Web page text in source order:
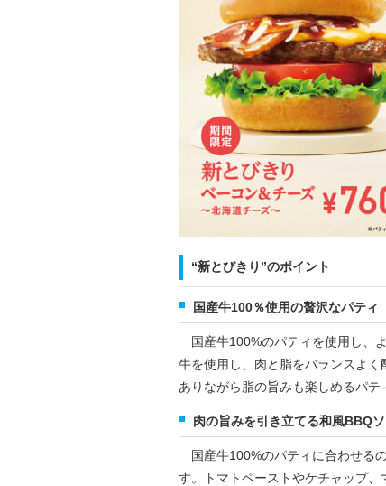
“新とびきり”のポイント
国産牛100％使用の贅沢なパティ
国産牛100%のパティを使用し、
牛を使用し、肉と脂をバランスよ
ありながら脂の旨みも楽しめるパテ
肉の旨みを引き立てる和風BBQ
国産牛100%のパティに合わせる
す。トマトペーストやケチャップ